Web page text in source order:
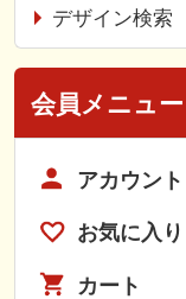
デザイン検索
会員メニュー
アカウント
お気に入り
カート